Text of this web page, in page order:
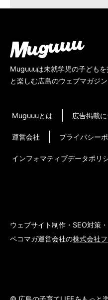
Muguuuは未就学児の子ども
と楽しむ広島のウェブマガジン
Muguuuとは 広告掲載
運営会社 プライバシー
インフォマティブデータポリ
ウェブサイト制作・SEO対策・
ペコマガ運営会社の株式会社